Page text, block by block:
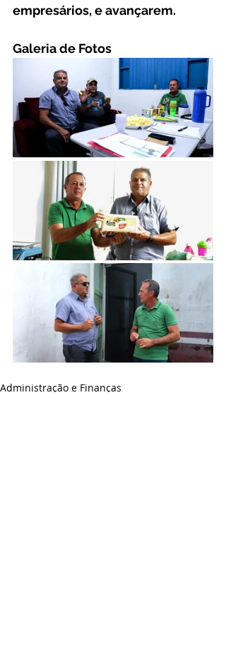
empresários, e avançarem.
Galeria de Fotos
Administração e Finanças